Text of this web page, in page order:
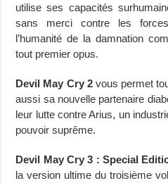
utilise ses capacités
sans merci contre les
l’humanité de la damnation
tout premier opus.
Devil May Cry 2vous permet
aussi sa nouvelle partenaire
leur lutte contre Arius, un
pouvoir suprême.
Devil May Cry 3 : Special
la version ultime du troisième